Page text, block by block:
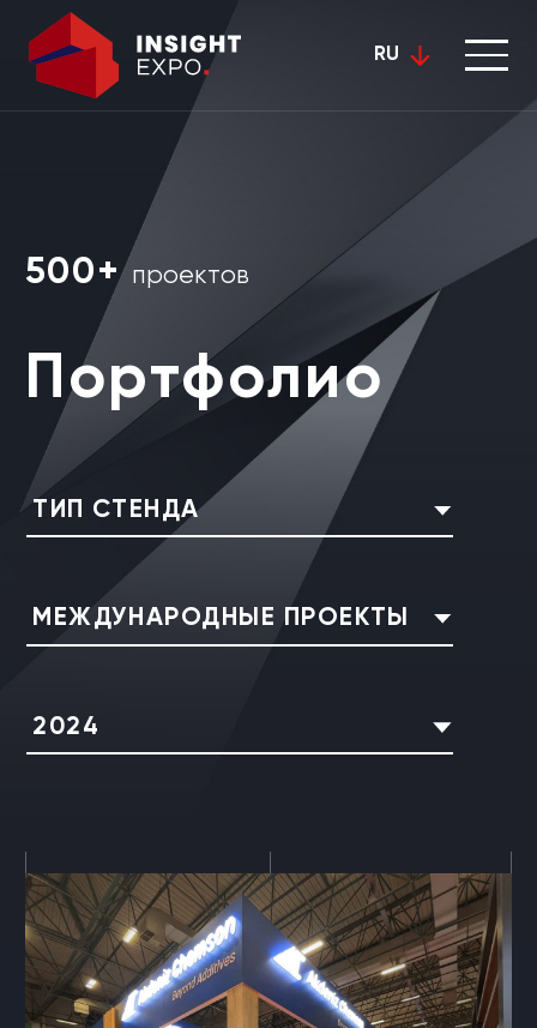
RU
500+ проектов
Портфолио
ТИП СТЕНДА
МЕЖДУНАРОДНЫЕ ПРОЕКТЫ
2024